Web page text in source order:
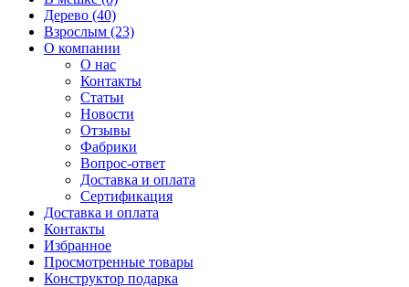
Дерево (40)
Взрослым (23)
О компании
О нас
Контакты
Статьи
Новости
Отзывы
Фабрики
Вопрос-ответ
Доставка и оплата
Сертификация
Доставка и оплата
Контакты
Избранное
Просмотренные товары
Конструктор подарка